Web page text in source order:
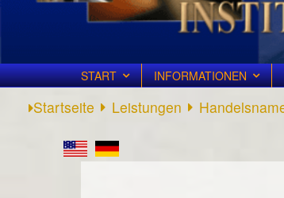
START INFORMATIONEN
Startseite Leistungen